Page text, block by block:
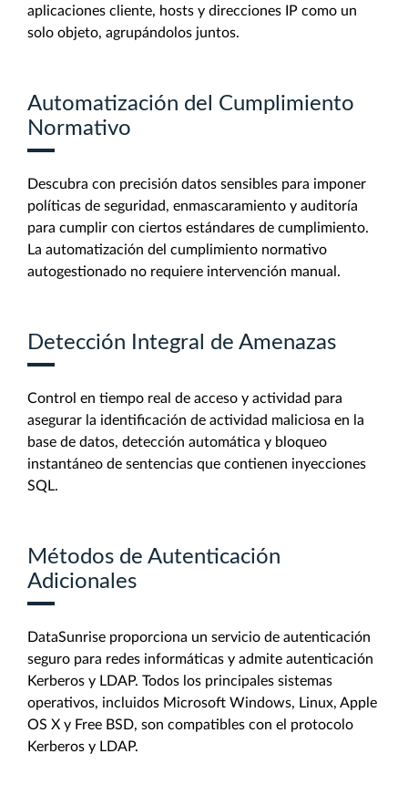
aplicaciones cliente, hosts y direcciones IP como un
solo objeto, agrupándolos juntos.
Automatización del Cumplimiento
Normativo
Descubra con precisión datos sensibles para imponer
políticas de seguridad, enmascaramiento y auditoría
para cumplir con ciertos estándares de cumplimiento.
La automatización del cumplimiento normativo
autogestionado no requiere intervención manual.
Detección Integral de Amenazas
Control en tiempo real de acceso y actividad para
asegurar la identificación de actividad maliciosa en la
base de datos, detección automática y bloqueo
instantáneo de sentencias que contienen inyecciones
SQL.
Métodos de Autenticación
Adicionales
DataSunrise proporciona un servicio de autenticación
seguro para redes informáticas y admite autenticación
Kerberos y LDAP. Todos los principales sistemas
operativos, incluidos Microsoft Windows, Linux, Apple
OS X y Free BSD, son compatibles con el protocolo
Kerberos y LDAP.